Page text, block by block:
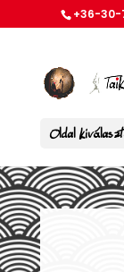
+36-30-
Oldal